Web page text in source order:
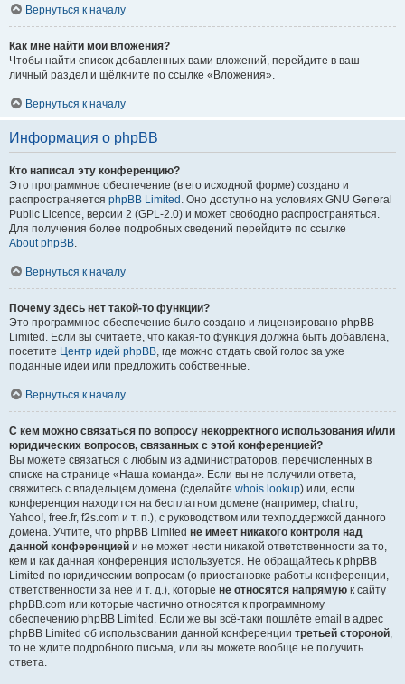
Вернуться к началу
Как мне найти мои вложения?
Чтобы найти список добавленных вами вложений, перейдите в ваш
личный раздел и щёлкните по ссылке «Вложения».
Вернуться к началу
Информация о phpBB
Кто написал эту конференцию?
Это программное обеспечение (в его исходной форме) создано и
распространяется phpBB Limited . Оно доступно на условиях GNU General
Public Licence, версии 2 (GPL-2.0) и может свободно распространяться.
Для получения более подробных сведений перейдите по ссылке
About phpBB.
Вернуться к началу
Почему здесь нет такой-то функции?
Это программное обеспечение было создано и лицензировано phpBB
Limited. Если вы считаете, что какая-то функция должна быть добавлена,
посетите Центр идей phpBB, где можно отдать свой голос за уже
поданные идеи или предложить собственные.
Вернуться к началу
С кем можно связаться по вопросу некорректного использования и/или
юридических вопросов, связанных с этой конференцией?
Вы можете связаться с любым из администраторов, перечисленных в
списке на странице «Наша команда». Если вы не получили ответа,
свяжитесь с владельцем домена (сделайте whois lookup) или, если
конференция находится на бесплатном домене (например, chat.ru,
Yahoo!, free.fr, f2s.com и т. п.), с руководством или техподдержкой данного
домена. Учтите, что phpBB Limited не имеет никакого контроля над
данной конференцией и не может нести никакой ответственности за то,
кем и как данная конференция используется. Не обращайтесь к phpBB
Limited по юридическим вопросам (о приостановке работы конференции,
ответственности за неё и т. д.), которые не относятся напрямую к сайту
phpBB.com или которые частично относятся к программному
обеспечению phpBB Limited. Если же вы всё-таки пошлёте email в адрес
phpBB Limited об использовании данной конференции третьей стороной,
то не ждите подробного письма, или вы можете вообще не получить
ответа.